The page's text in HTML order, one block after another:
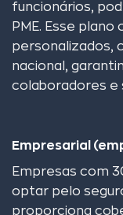
funcionários,
PME. Esse
personalizados,
nacional,
colaboradores e
Empresarial
Empresas com
optar pelo
proporciona